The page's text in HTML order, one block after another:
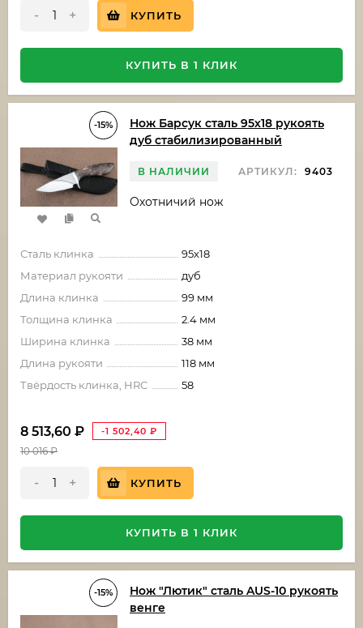
- + КУПИТЬ
КУПИТЬ В 1 КЛИК
-15%
Нож Барсук сталь 95х18 рукоять
дуб стабилизированный
В НАЛИЧИИ АРТИКУЛ: 9403
Охотничий нож
Сталь клинка
95х18
Материал рукояти
дуб
Длина клинка
99 мм
Толщина клинка
2.4 мм
Ширина клинка
38 мм
Длина рукояти
118 мм
Твёрдость клинка, HRC
58
8 513,60 ₽ -1 502,40 ₽
10 016₽
- + КУПИТЬ
КУПИТЬ В 1 КЛИК
-15%
Нож "Лютик" сталь AUS-10 рукоять
венге